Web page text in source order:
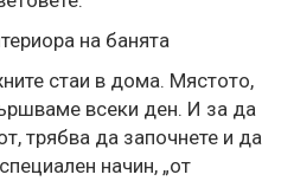
на банята
стаи в дома. Мястото,
всеки ден. И за да
трябва да започнете и да
начин, „от